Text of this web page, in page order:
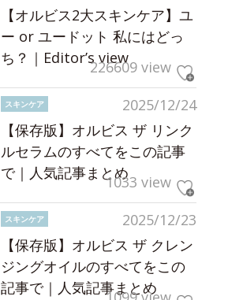
【オルビス2大スキンケア】ユ
ー or ユードット 私にはどっ
ち？｜Editor’s view226609 view
2025/12/24
スキンケア
【保存版】オルビス ザ リンク
ルセラムのすべてをこの記事
で｜人気記事まとめ1033 view
2025/12/23
スキンケア
【保存版】オルビス ザ クレン
ジングオイルのすべてをこの
記事で｜人気記事まとめ